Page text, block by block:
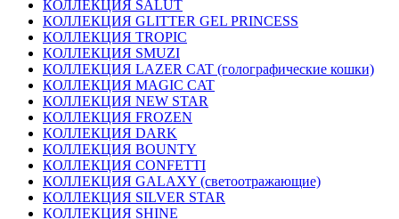
КОЛЛЕКЦИЯ SALUT
КОЛЛЕКЦИЯ GLITTER GEL PRINCESS
КОЛЛЕКЦИЯ TROPIC
КОЛЛЕКЦИЯ SMUZI
КОЛЛЕКЦИЯ LAZER CAT (голографические кошки)
КОЛЛЕКЦИЯ MAGIC CAT
КОЛЛЕКЦИЯ NEW STAR
КОЛЛЕКЦИЯ FROZEN
КОЛЛЕКЦИЯ DARK
КОЛЛЕКЦИЯ BOUNTY
КОЛЛЕКЦИЯ CONFETTI
КОЛЛЕКЦИЯ GALAXY (светоотражающие)
КОЛЛЕКЦИЯ SILVER STAR
КОЛЛЕКЦИЯ SHINE